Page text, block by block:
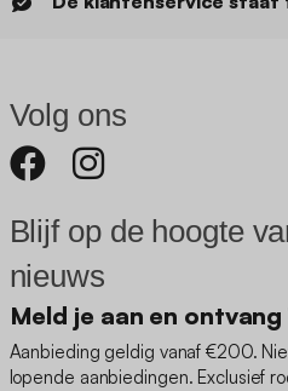
Volg ons
Blijf op de hoogte
nieuws
Meld je aan en
Aanbieding geldig vanaf €200.
lopende aanbiedingen. Exclusief